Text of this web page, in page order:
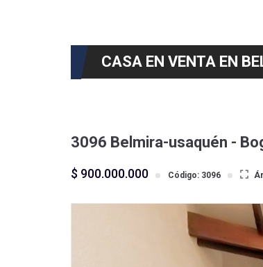
CASA EN VENTA EN
3096 Belmira-usaquén -
$ 900.000.000 Código: 3096